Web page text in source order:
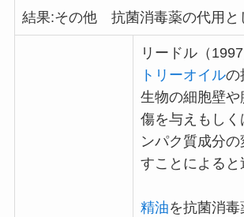
結果:その他 抗菌消毒薬の代用と
リードル（1997
トリーオイルの
生物の細胞壁
傷を与えもしく
ンパク質成分の
すことによると
精油を抗菌消毒